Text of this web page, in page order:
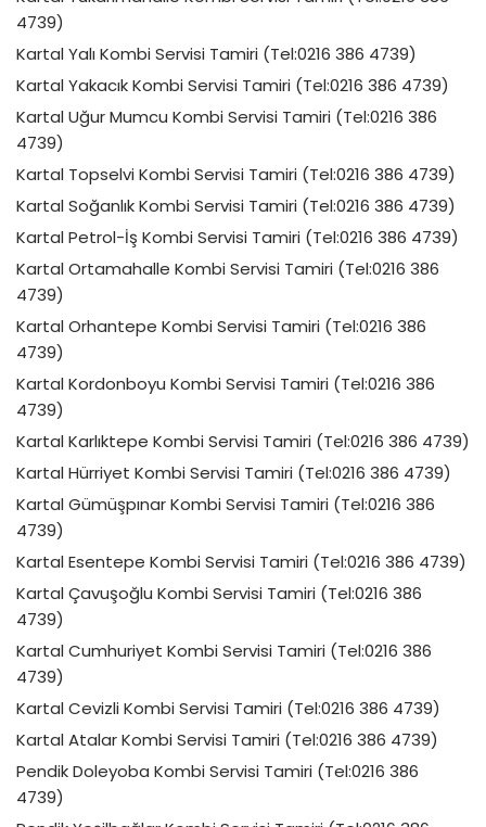
4739)
Kartal Yalı Kombi Servisi Tamiri (Tel:0216 386 4739)
Kartal Yakacık Kombi Servisi Tamiri (Tel:0216 386 4739)
Kartal Uğur Mumcu Kombi Servisi Tamiri (Tel:0216 386
4739)
Kartal Topselvi Kombi Servisi Tamiri (Tel:0216 386 4739)
Kartal Soğanlık Kombi Servisi Tamiri (Tel:0216 386 4739)
Kartal Petrol-İş Kombi Servisi Tamiri (Tel:0216 386 4739)
Kartal Ortamahalle Kombi Servisi Tamiri (Tel:0216 386
4739)
Kartal Orhantepe Kombi Servisi Tamiri (Tel:0216 386
4739)
Kartal Kordonboyu Kombi Servisi Tamiri (Tel:0216 386
4739)
Kartal Karlıktepe Kombi Servisi Tamiri (Tel:0216 386 4739)
Kartal Hürriyet Kombi Servisi Tamiri (Tel:0216 386 4739)
Kartal Gümüşpınar Kombi Servisi Tamiri (Tel:0216 386
4739)
Kartal Esentepe Kombi Servisi Tamiri (Tel:0216 386 4739)
Kartal Çavuşoğlu Kombi Servisi Tamiri (Tel:0216 386
4739)
Kartal Cumhuriyet Kombi Servisi Tamiri (Tel:0216 386
4739)
Kartal Cevizli Kombi Servisi Tamiri (Tel:0216 386 4739)
Kartal Atalar Kombi Servisi Tamiri (Tel:0216 386 4739)
Pendik Doleyoba Kombi Servisi Tamiri (Tel:0216 386
4739)